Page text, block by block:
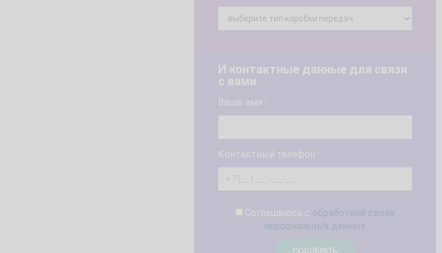
И контактные данные для связи
с вами
Ваше имя
Контактный телефон
Соглашаюсь с обработкой своих
персональных данных